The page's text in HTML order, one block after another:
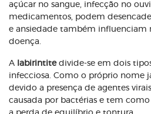
açúcar no sangue, infecção no
medicamentos, podem
e ansiedade também influenciam
doença.
A labirintitedivide-se em dois
infecciosa. Como o próprio nome
devido a presença de agentes
causada por bactérias e tem